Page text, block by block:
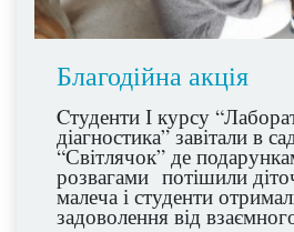
Благодійна акція
Cтуденти І курсу
діагностика” завітали в
“Світлячок” де
розвагами потішили
малеча і студенти
задоволення від